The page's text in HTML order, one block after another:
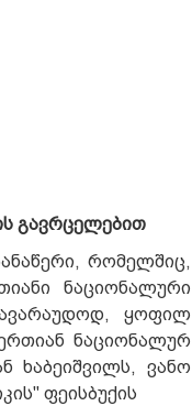
გავრცელებით
რომელშიც,
ნაციონალური
ყოფილ
ნაციონალურ
ხაბეიშვილს, ვანო
ფეისბუქის